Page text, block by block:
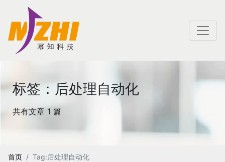
标签：后处理自动化
共有文章 1 篇
首页 Tag:后处理自动化